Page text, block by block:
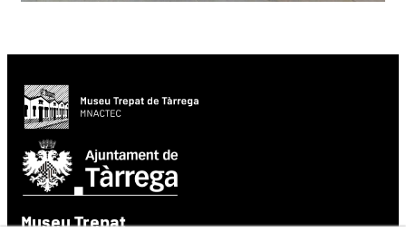
Museu Trepat